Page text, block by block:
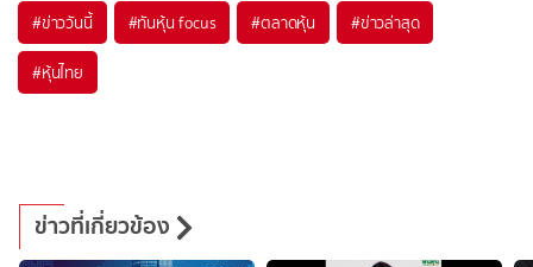
#ข่าววันนี้ #ทันหุ้น focus #ตลาดหุ้น #ข่าวล่าสุด
#หุ้นไทย
ข่าวที่เกี่ยวข้อง